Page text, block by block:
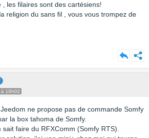
les filaires sont des cartésiens!
religion du sans fil , vous vous trompez de
10h02
ne propose pas de commande Somfy
la box tahoma de Somfy.
faire du RFXComm (Somfy RTS).